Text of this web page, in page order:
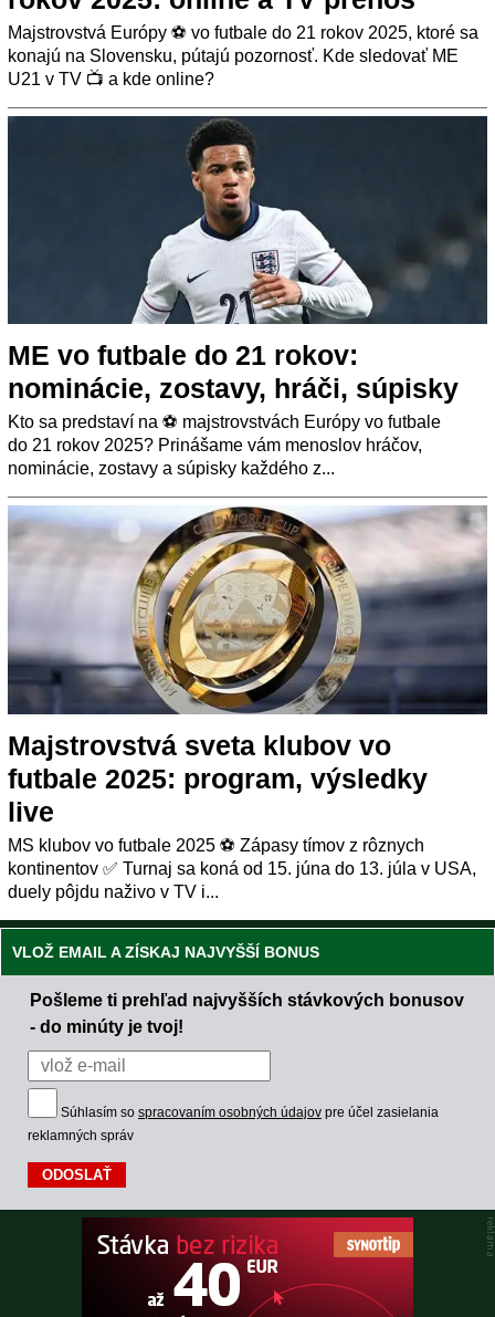
Majstrovstvá Európy ⚽ vo futbale do 21 rokov 2025, ktoré sa
konajú na Slovensku, pútajú pozornosť. Kde sledovať ME
U21 v TV 📺 a kde online?
ME vo futbale do 21 rokov:
nominácie, zostavy, hráči, súpisky
Kto sa predstaví na ⚽ majstrovstvách Európy vo futbale
do 21 rokov 2025? Prinášame vám menoslov hráčov,
nominácie, zostavy a súpisky každého z...
Majstrovstvá sveta klubov vo
futbale 2025: program, výsledky
live
MS klubov vo futbale 2025 ⚽️ Zápasy tímov z rôznych
kontinentov ✅ Turnaj sa koná od 15. júna do 13. júla v USA,
duely pôjdu naživo v TV i...
VLOŽ EMAIL A ZÍSKAJ NAJVYŠŠÍ BONUS
Pošleme ti prehľad najvyšších stávkových bonusov
- do minúty je tvoj!
Súhlasím so spracovaním osobných údajov pre účel zasielania
reklamných správ